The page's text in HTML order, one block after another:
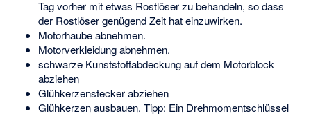
Tag vorher mit etwas Rostlöser zu behandeln, so dass
der Rostlöser genügend Zeit hat einzuwirken.
Motorhaube abnehmen.
Motorverkleidung abnehmen.
schwarze Kunststoffabdeckung auf dem Motorblock
abziehen
Glühkerzenstecker abziehen
Glühkerzen ausbauen. Tipp: Ein Drehmomentschlüssel